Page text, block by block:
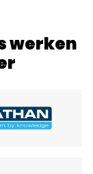
werken